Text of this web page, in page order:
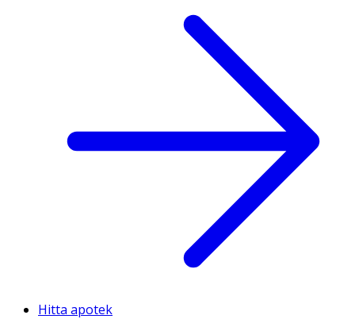
Hitta apotek